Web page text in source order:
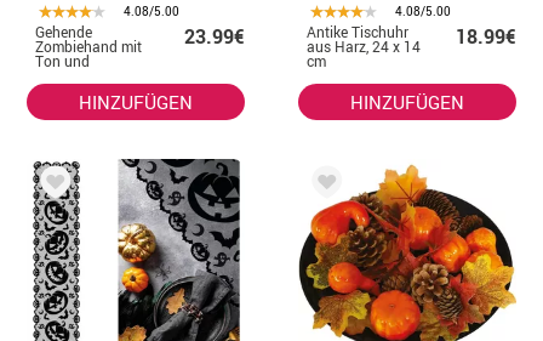
4.08/5.00
Gehende
Zombiehand mit
Ton und
23.99€
HINZUFÜGEN
4.08/5.00
Antike Tischuhr
aus Harz, 24 x 14
cm
18.99€
HINZUFÜGEN